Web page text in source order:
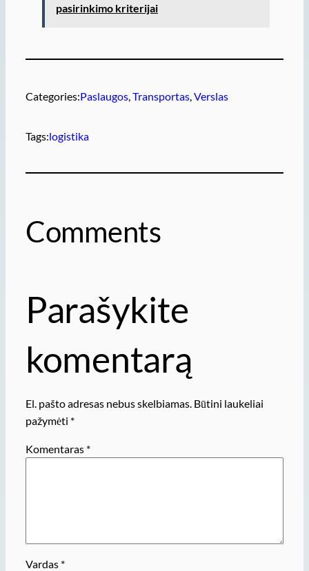
pasirinkimo kriterijai
Categories:Paslaugos, Transportas, Verslas
Tags:logistika
Comments
Parašykite
komentarą
El. pašto adresas nebus skelbiamas. Būtini laukeliai
pažymėti *
Komentaras *
Vardas *